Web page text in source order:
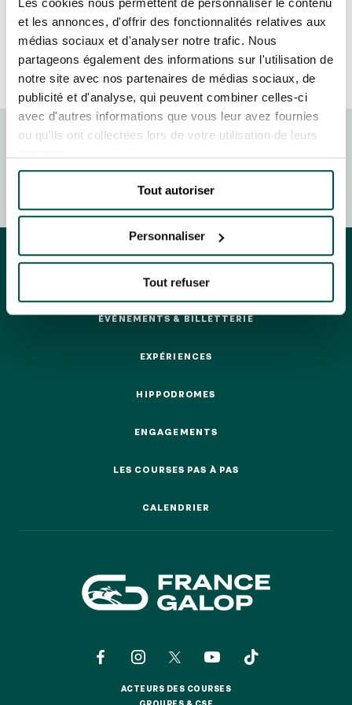
Les cookies nous permettent de personnaliser le contenu
et les annonces, d'offrir des fonctionnalités relatives aux
médias sociaux et d'analyser notre trafic. Nous
partageons également des informations sur l'utilisation de
notre site avec nos partenaires de médias sociaux, de
publicité et d'analyse, qui peuvent combiner celles-ci
avec d'autres informations que vous leur avez fournies
ou qu'ils ont collectées lors de votre utilisation de leurs
Tout autoriser
Personnaliser
Tout refuser
JEUXDI BY PARISLONGCHAMP
LA GARDEN PARTY - CYGAMES GRAND PRIX DE PARIS -
LA GARDEN PARTY - CYGAMES GRAND PRIX DE PARIS -
14 JUILLET
TOUS NOS ÉVÉNEMENTS
ABONNEMENTS ANNUELS
ABONNEMENTS ANNUELS
ENTRE AMIS
POUR LE SPORT
POUR LE SPORT
FRANCE GALOP - COURSES
HIPPIQUES ET ÉVÉNEMENTS
ÉVÉNEMENTS & BILLETTERIE
EXPÉRIENCES
HIPPODROMES
ENGAGEMENTS
LES COURSES PAS À PAS
CALENDRIER
ACTEURS DES COURSES
GROUPES & CSE